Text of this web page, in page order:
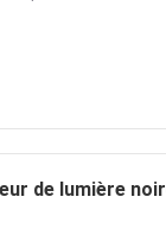
de lumière